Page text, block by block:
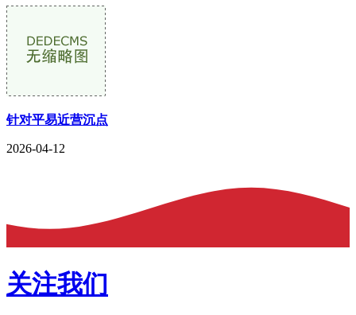
针对平易近营沉点
2026-04-12
关注我们